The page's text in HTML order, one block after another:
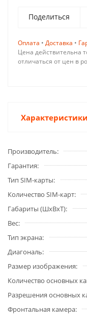
Поделиться
Оплата • Доставка •
Цена действительна
отличаться от цен в
Характеристики
Производитель
Гарантия
Тип SIM-карты
Количество SIM-карт
Габариты (ШxВxТ)
Вес
Тип экрана
Диагональ
Размер изображения
Количество основных
Разрешения основных
Фронтальная камера